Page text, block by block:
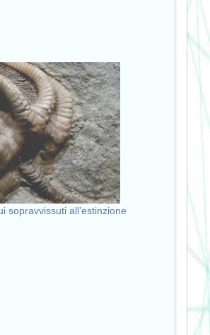
sopravvissuti all’estinzione